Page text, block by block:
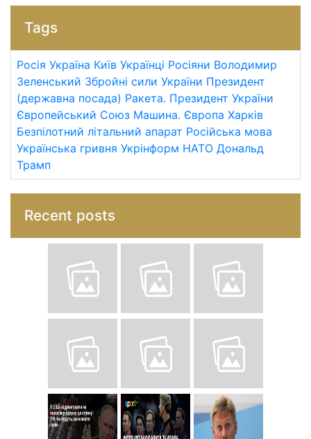
Tags
Росія Україна Київ Українці Росіяни Володимир
Зеленський Збройні сили України Президент
(державна посада) Ракета. Президент України
Європейський Союз Машина. Європа Харків
Безпілотний літальний апарат Російська мова
Українська гривня Укрінформ НАТО Дональд
Трамп
Recent posts